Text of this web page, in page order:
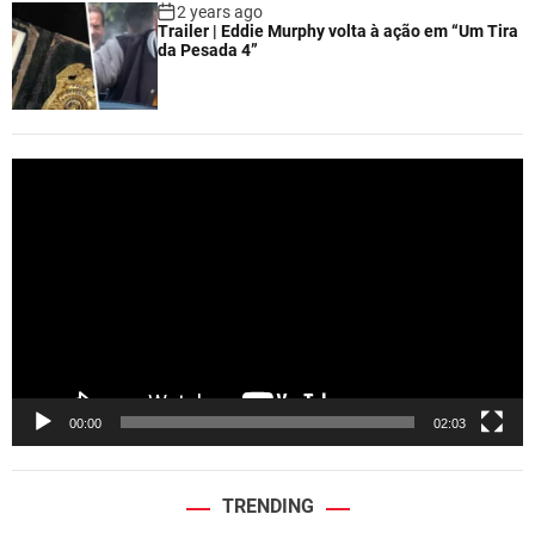
2 years ago
Trailer | Eddie Murphy volta à ação em “Um Tira
da Pesada 4”
00:00 02:03
TRENDING